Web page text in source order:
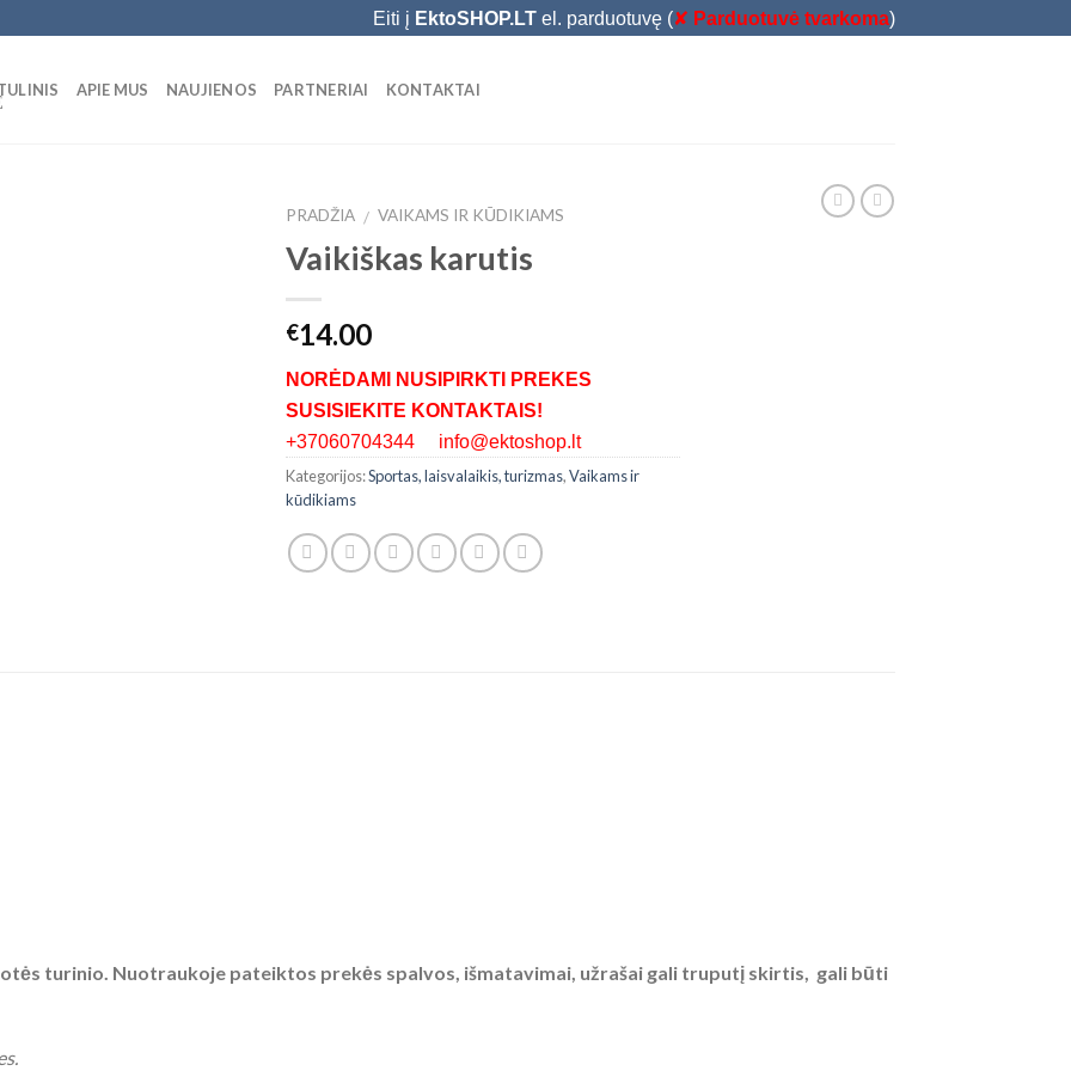
Eiti į EktoSHOP.LT el. parduotuvę (✘ Parduotuvė tvarkoma)
APIE MUS NAUJIENOS PARTNERIAI KONTAKTAI
PRADŽIA / VAIKAMS IR KŪDIKIAMS
Vaikiškas karutis
€14.00
NORĖDAMI NUSIPIRKTI PREKES
SUSISIEKITE KONTAKTAIS!
+37060704344 info@ektoshop.lt
Kategorijos:Sportas, laisvalaikis, turizmas,Vaikams ir
kūdikiams
turinio. Nuotraukoje pateiktos prekės spalvos, išmatavimai, užrašai gali truputį skirtis, gali būti